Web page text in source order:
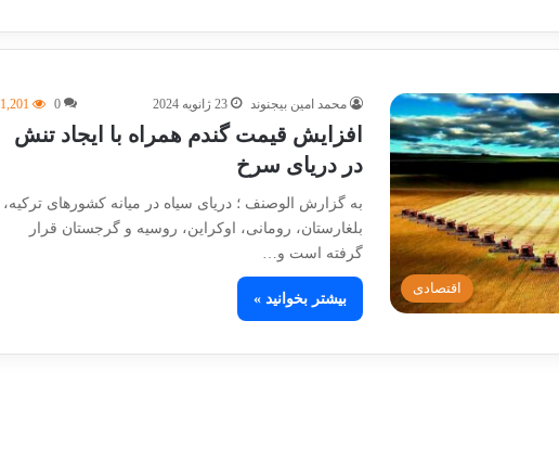
اقتصادی
محمد امین بیجنوند 23 ژانویه 2024 0
1,201
افزایش قیمت گندم همراه با ایجاد تنش
در دریای سرخ
به گزارش الوصنف ؛ دریای سیاه در میانه کشورهای ترکیه،
بلغارستان، رومانی، اوکراین، روسیه و گرجستان قرار
گرفته است و…
بیشتر بخوانید »